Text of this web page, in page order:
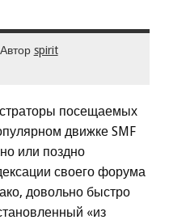
Автор spirit
посещаемых
движке SMF
или поздно
своего форума
довольно быстро
«из